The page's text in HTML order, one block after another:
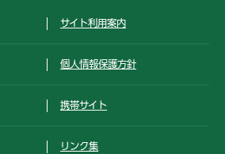
サイト利用案内
個人情報保護方針
携帯サイト
リンク集